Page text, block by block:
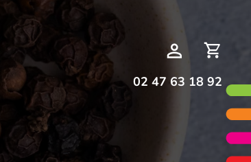
Mon
devis
02 47 63 18 92